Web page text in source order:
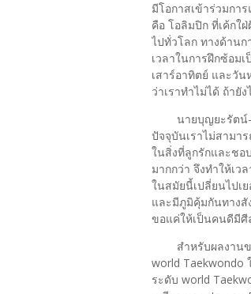
มีโอกาสเข้าร่วมกา
คือ โอลิมปิก ที่เค้กใ
ไปทั่วโลก ทางด้านก
เวลาในการฝึกซ้อม
เสาร์อาทิตย์ และวั
ว่าเราทำไม่ได้ ถ้ายั
นายบุญยะรัตน์-
ปัจจุบันเราไม่สามา
ในสิ่งที่ลูกรักและชอ
มากกว่า จึงทำให้เว
ในสมัยนี้เปลี่ยนไปเ
และมีภูมิคุ้มกันทางสั
ขอแค่ให้เป็นคนดีมีศี
สำหรับผลงาน
world Taekwondo
ระดับ world